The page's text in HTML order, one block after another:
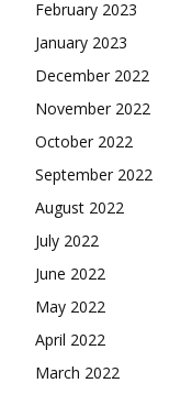
February 2023
January 2023
December 2022
November 2022
October 2022
September 2022
August 2022
July 2022
June 2022
May 2022
April 2022
March 2022